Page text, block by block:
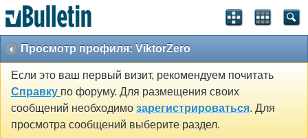
Просмотр профиля: ViktorZero
Если это ваш первый визит, рекомендуем почитать
Справку по форуму. Для размещения своих
сообщений необходимо зарегистрироваться. Для
просмотра сообщений выберите раздел.